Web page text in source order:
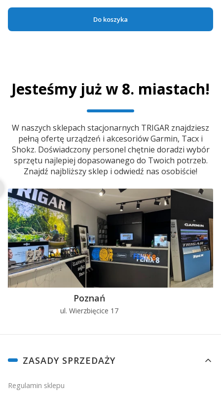
Do koszyka
Jesteśmy już w 8. miastach!
W naszych sklepach stacjonarnych TRIGAR znajdziesz
pełną ofertę urządzeń i akcesoriów Garmin, Tacx i
Shokz. Doświadczony personel chętnie doradzi wybór
sprzętu najlepiej dopasowanego do Twoich potrzeb.
Znajdź najbliższy sklep i odwiedź nas osobiście!
Poznań
ul. Wierzbięcice 17
Linki w stopce
ZASADY SPRZEDAŻY
Regulamin sklepu